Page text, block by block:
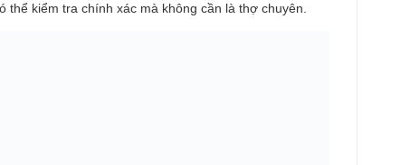
thể kiểm tra chính xác mà không cần là thợ chuyên.